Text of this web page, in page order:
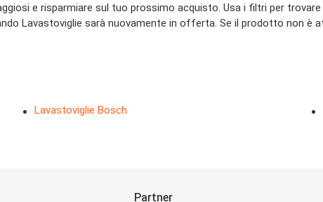
e risparmiare sul tuo prossimo acquisto. Usa i filtri per
Lavastoviglie sarà nuovamente in offerta. Se il prodotto non
Lavastoviglie Bosch
Partner